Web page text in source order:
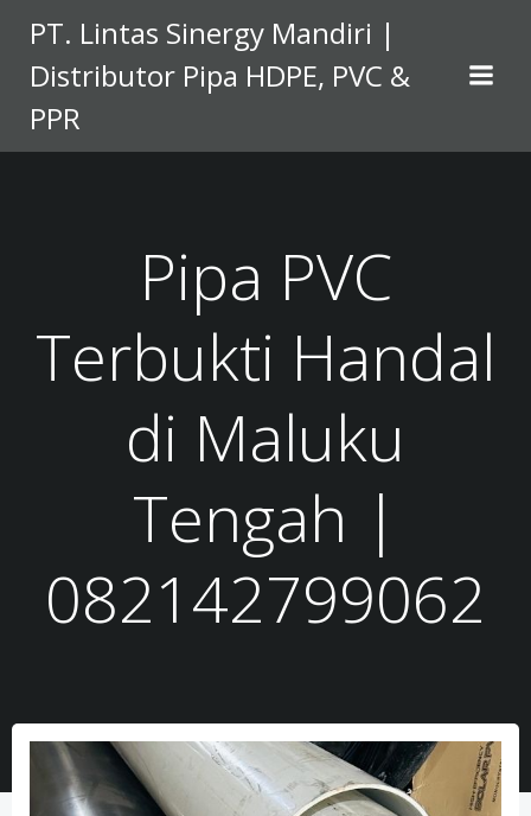
to
content
PT. Lintas Sinergy Mandiri |
Distributor Pipa HDPE, PVC &
PPR
Pipa PVC
Terbukti Handal
di Maluku
Tengah |
082142799062